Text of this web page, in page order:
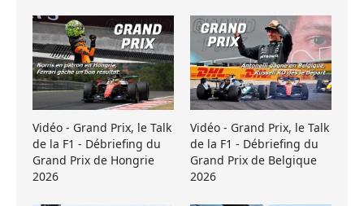
Vidéo - Grand Prix, le Talk
de la F1 - Débriefing du
Grand Prix de Hongrie
2026
Vidéo - Grand Prix, le Talk
de la F1 - Débriefing du
Grand Prix de Belgique
2026